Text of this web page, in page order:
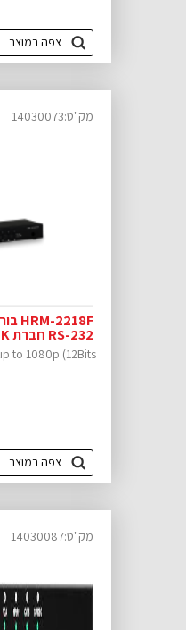
צפה במוצר
RS-232 חברת AV-LINK
to 1080p (12Bits...
צפה במוצר
מק"ט:14030073
מק"ט:14030087